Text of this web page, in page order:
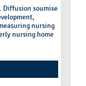
Diffusion soumise
nursing
nursing home